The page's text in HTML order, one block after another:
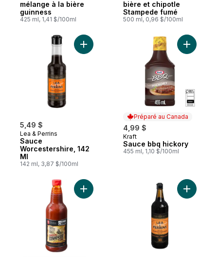
mélange à la bière
guinness
425 ml, 1,41 $/100ml
bière et chipotle
Stampede fumé
500 ml, 0,96 $/100ml
5,49 $
Lea & Perrins
Sauce
Worcestershire, 142
Ml
142 ml, 3,87 $/100ml
Ajouter Sauce Worcestershire, 142 Ml au
Préparé au Canada
4,99 $
Préparé au Canada
Kraft
Sauce bbq hickory
455 ml, 1,10 $/100ml
Ajouter
Ajouter Sauce barbecue Smokin’MC
Ajouter